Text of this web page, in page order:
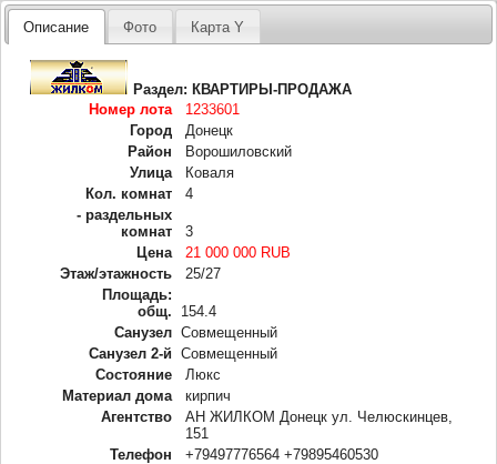
Описание Фото Карта Y
Раздел:КВАРТИРЫ-ПРОДАЖА
Номер лота
1233601
Город
Донецк
Район
Ворошиловский
Улица
Коваля
Кол. комнат
4
- раздельных
комнат
3
Цена
21 000 000 RUB
Этаж/этажность
25/27
Площадь:
общ.
154.4
Санузел Совмещенный
Санузел 2-й
Совмещенный
Состояние
Люкс
Материал дома
кирпич
Агентство
АН ЖИЛКОМ Донецк ул. Челюскинцев,
151
Телефон
+79497776564 +79895460530